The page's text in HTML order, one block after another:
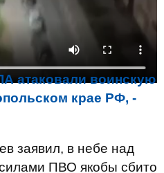
в Приморско-
якобы сбила
атаковали воинскую
крае РФ, -
заявил, в небе над
ПВО якобы сбито